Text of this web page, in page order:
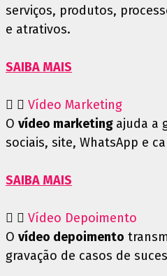
serviços, produtos,
e atrativos.
SAIBA MAIS
Vídeo Marketing
O vídeo marketing ajuda a
sociais, site, WhatsApp e
SAIBA MAIS
Vídeo Depoimento
O vídeo depoimento
gravação de casos de